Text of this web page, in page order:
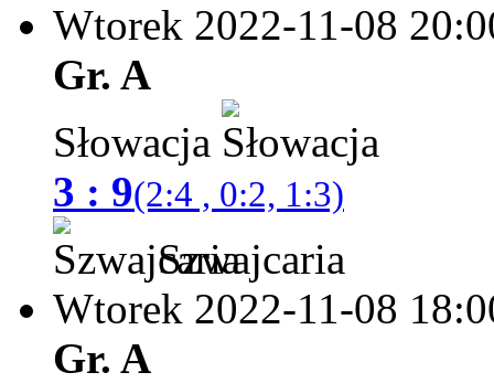
Wtorek 2022-11-08
Gr. A
Słowacja
3 : 9(2:4 , 0:2, 1:3)
Szwajcaria
Wtorek 2022-11-08
Gr. A